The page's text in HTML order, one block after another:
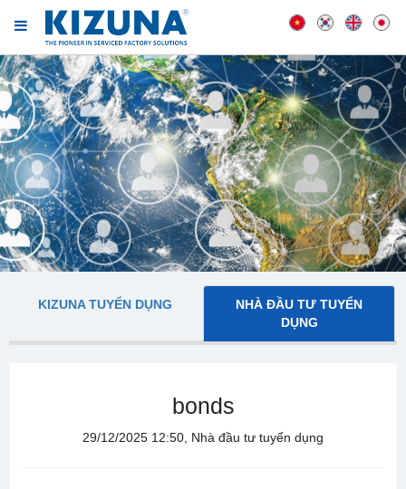
KIZUNA TUYỂN DỤNG
NHÀ ĐẦU TƯ TUYỂN
DỤNG
bonds
29/12/2025 12:50, Nhà đầu tư tuyển dụng